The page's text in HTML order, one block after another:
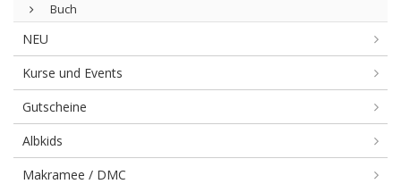
Buch
NEU
Kurse und Events
Gutscheine
Albkids
Makramee / DMC